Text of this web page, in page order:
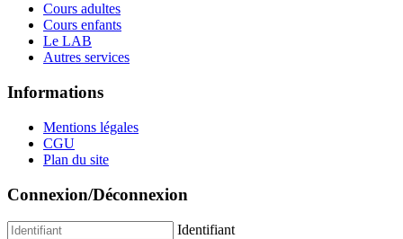
Cours adultes
Cours enfants
Le LAB
Autres services
Informations
Mentions légales
CGU
Plan du site
Connexion/Déconnexion
Identifiant